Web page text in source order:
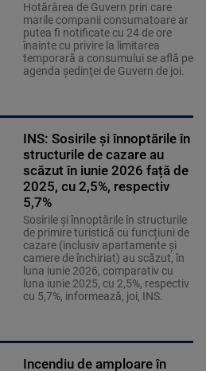
Hotărârea de Guvern prin care
marile companii consumatoare ar
putea fi notificate cu 24 de ore
înainte cu privire la limitarea
temporară a consumului se află pe
agenda şedinţei de Guvern de joi.
INS: Sosirile și înnoptările în
structurile de cazare au
scăzut în iunie 2026 față de
2025, cu 2,5%, respectiv
5,7%
Sosirile și înnoptările în structurile
de primire turistică cu funcțiuni de
cazare (inclusiv apartamente și
camere de închiriat) au scăzut, în
luna iunie 2026, comparativ cu
luna iunie 2025, cu 2,5%, respectiv
cu 5,7%, informează, joi, INS.
Incendiu de amploare în